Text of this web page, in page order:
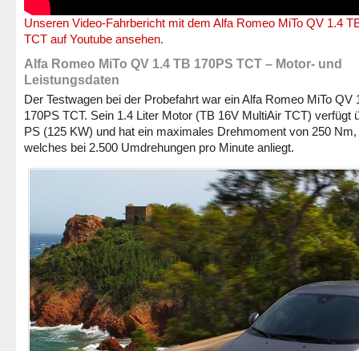
Unseren Video-Fahrbericht mit dem Alfa Romeo MiTo QV 1.4
TCT auf Youtube ansehen.
Alfa Romeo MiTo QV 1.4 TB 170PS TCT – Motor- und
Leistungsdaten
Der Testwagen bei der Probefahrt war ein Alfa Romeo MiTo QV
170PS TCT. Sein 1.4 Liter Motor (TB 16V MultiAir TCT) verfügt
PS (125 KW) und hat ein maximales Drehmoment von 250 Nm,
welches bei 2.500 Umdrehungen pro Minute anliegt.